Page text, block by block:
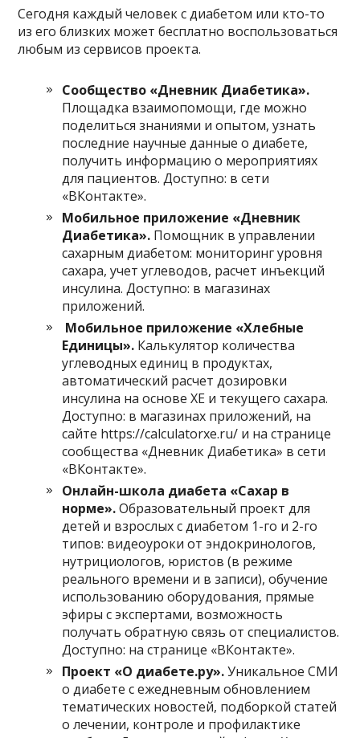
Сегодня каждый человек с диабетом или кто-то
из его близких может бесплатно воспользоваться
любым из сервисов проекта.
Сообщество «Дневник Диабетика».
Площадка взаимопомощи, где можно
поделиться знаниями и опытом, узнать
последние научные данные о диабете,
получить информацию о мероприятиях
для пациентов. Доступно: в сети
«ВКонтакте».
Мобильное приложение «Дневник
Диабетика». Помощник в управлении
сахарным диабетом: мониторинг уровня
сахара, учет углеводов, расчет инъекций
инсулина. Доступно: в магазинах
приложений.
Мобильное приложение «Хлебные
Единицы». Калькулятор количества
углеводных единиц в продуктах,
автоматический расчет дозировки
инсулина на основе ХЕ и текущего сахара.
Доступно: в магазинах приложений, на
сайте https://calculatorxe.ru/ и на странице
сообщества «Дневник Диабетика» в сети
«ВКонтакте».
Онлайн-школа диабета «Сахар в
норме».Образовательный проект для
детей и взрослых с диабетом 1-го и 2-го
типов: видеоуроки от эндокринологов,
нутрициологов, юристов (в режиме
реального времени и в записи), обучение
использованию оборудования, прямые
эфиры с экспертами, возможность
получать обратную связь от специалистов.
Доступно: на странице «ВКонтакте».
Проект «О диабете.ру».Уникальное СМИ
о диабете с ежедневным обновлением
тематических новостей, подборкой статей
о лечении, контроле и профилактике